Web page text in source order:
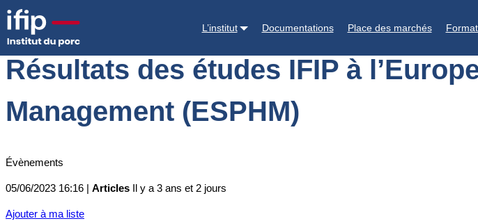
L’institut Documentations Place des marchés
AccueilActualités
Résultats des études IFIP à
Management (ESPHM)
Évènements
05/06/2023 16:16 | Articles Il y a 3 ans et 2 jours
Ajouter à ma liste